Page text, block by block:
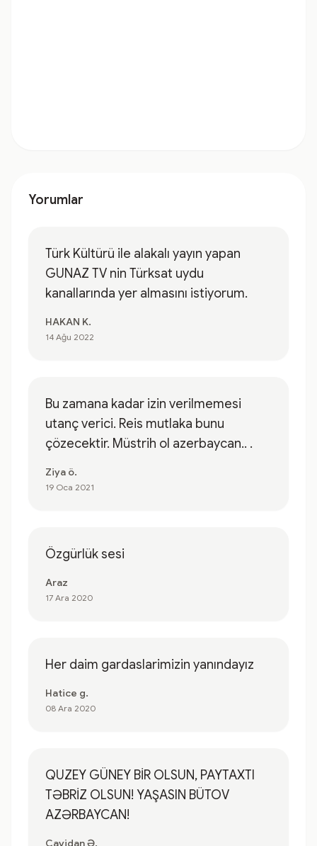
Yorumlar
Türk Kültürü ile alakalı yayın yapan
GUNAZ TV nin Türksat uydu
kanallarında yer almasını istiyorum.
HAKAN K.
14 Ağu 2022
Bu zamana kadar izin verilmemesi
utanç verici. Reis mutlaka bunu
çözecektir. Müstrih ol azerbaycan.. .
Ziya ö.
19 Oca 2021
Özgürlük sesi
Araz
17 Ara 2020
Her daim gardaslarimizin yanındayız
Hatice g.
08 Ara 2020
QUZEY GÜNEY BİR OLSUN, PAYTAXTI
TƏBRİZ OLSUN! YAŞASIN BÜTOV
AZƏRBAYCAN!
Cavidan Ə.